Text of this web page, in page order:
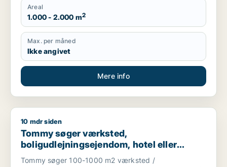
Areal
1.000 - 2.000 m2
Max. per måned
Ikke angivet
Mere info
Tommy søger værksted, boligudlejningsejendom, hotel
10 mdr siden
Tommy søger værksted,
boligudlejningsejendom, hotel eller
produktionslokaler til salg i
Tommy søger 100-1000 m2 værksted /